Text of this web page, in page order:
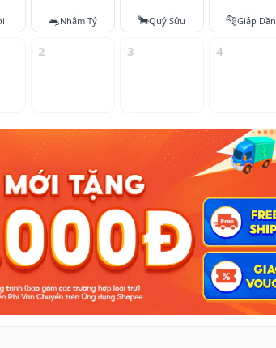
🐀Nhâm Tý 🐂Quý Sửu 🐅Giáp Dần
2 3 4